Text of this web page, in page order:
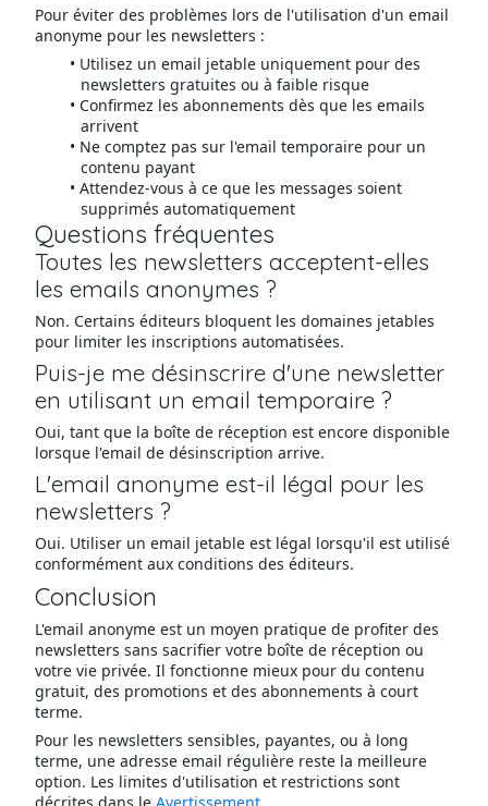
Pour éviter des problèmes lors de l'utilisation d'un email
anonyme pour les newsletters :
Utilisez un email jetable uniquement pour des
newsletters gratuites ou à faible risque
Confirmez les abonnements dès que les emails
arrivent
Ne comptez pas sur l'email temporaire pour un
contenu payant
Attendez-vous à ce que les messages soient
supprimés automatiquement
Questions fréquentes
Toutes les newsletters acceptent-elles
les emails anonymes ?
Non. Certains éditeurs bloquent les domaines jetables
pour limiter les inscriptions automatisées.
Puis-je me désinscrire d'une newsletter
en utilisant un email temporaire ?
Oui, tant que la boîte de réception est encore disponible
lorsque l'email de désinscription arrive.
L'email anonyme est-il légal pour les
newsletters ?
Oui. Utiliser un email jetable est légal lorsqu'il est utilisé
conformément aux conditions des éditeurs.
Conclusion
L'email anonyme est un moyen pratique de profiter des
newsletters sans sacrifier votre boîte de réception ou
votre vie privée. Il fonctionne mieux pour du contenu
gratuit, des promotions et des abonnements à court
terme.
Pour les newsletters sensibles, payantes, ou à long
terme, une adresse email régulière reste la meilleure
option. Les limites d'utilisation et restrictions sont